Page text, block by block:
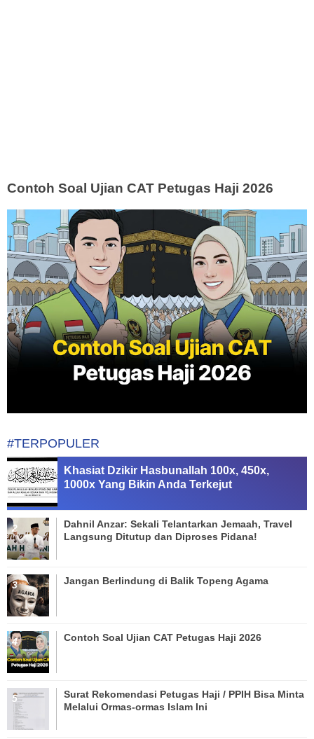
Contoh Soal Ujian CAT Petugas Haji 2026
#TERPOPULER
Khasiat Dzikir Hasbunallah 100x, 450x,
1000x Yang Bikin Anda Terkejut
Dahnil Anzar: Sekali Telantarkan Jemaah, Travel
Langsung Ditutup dan Diproses Pidana!
Jangan Berlindung di Balik Topeng Agama
Contoh Soal Ujian CAT Petugas Haji 2026
Surat Rekomendasi Petugas Haji / PPIH Bisa Minta
Melalui Ormas-ormas Islam Ini